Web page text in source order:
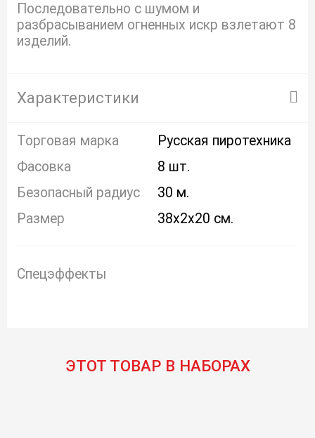
Последовательно с шумом и
разбрасыванием огненных искр взлетают 8
изделий.
Характеристики
Торговая марка
Русская пиротехника
Фасовка
8 шт.
Безопасный радиус
30 м.
Размер
38x2x20 см.
Спецэффекты
ЭТОТ ТОВАР В НАБОРАХ